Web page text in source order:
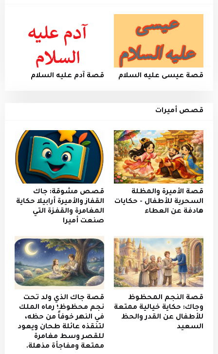
قصة عيسى عليه السلام قصة آدم عليه السلام
قصص أميرات
قصة الأميرة والمظلة
السحرية للأطفال - حكايات
هادفة عن العطاء
قصص مشوقة: جاك
القفاز والأميرة أرابيلا حكاية
المغامرة والقفزة التي
صنعت أميرا
قصة النجم المحظوظ
وجاك: حكاية خيالية ممتعة
للأطفال عن القدر والحظ
السعيد
قصة جاك الذي ولد تحت
نجم محظوظ؛ رماه الملك
في النهر خوفاً من حظه،
لتنقذه عائلة طحان ويعود
للقصر وسط مغامرة
ممتعة ومفاجأة مذهلة.